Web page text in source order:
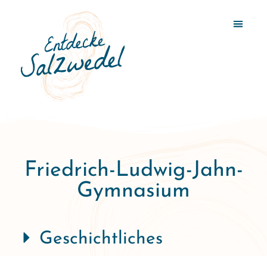
Friedrich-Ludwig-Jahn-
Gymnasium
Geschichtliches